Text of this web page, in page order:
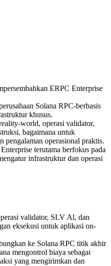
ERPC Enterprise
Solana RPC-berbasis
khusus.
world, operasi validator,
bagaimana untuk
pengalaman operasional praktis.
terutama berfokus pada
infrastruktur dan operasi
validator, SLV Al, dan
eksekusi untuk aplikasi on-
ke Solana RPC titik akhir
mengontrol biaya sebagai
yang mengirimkan dan